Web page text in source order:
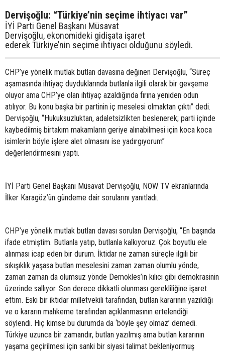
Dervişoğlu: “Türkiye’nin seçime ihtiyacı var”
İYİ Parti Genel Başkanı Müsavat
Dervişoğlu, ekonomideki gidişata işaret
ederek Türkiye’nin seçime ihtiyacı olduğunu söyledi.
CHP’ye yönelik mutlak butlan davasına değinen Dervişoğlu, “Süreç
aşamasında ihtiyaç duyduklarında butlanla ilgili olarak bir gevşeme
oluyor ama CHP’ye olan ihtiyaç azaldığında fırına yeniden odun
atılıyor. Bu konu başka bir partinin iç meselesi olmaktan çıktı” dedi.
Dervişoğlu, “Hukuksuzluktan, adaletsizlikten beslenerek; parti içinde
kaybedilmiş birtakım makamların geriye alınabilmesi için koca koca
isimlerin böyle işlere alet olmasını ise yadırgıyorum”
değerlendirmesini yaptı.
İYİ Parti Genel Başkanı Müsavat Dervişoğlu, NOW TV ekranlarında
İlker Karagöz’ün gündeme dair sorularını yanıtladı.
CHP’ye yönelik mutlak butlan davası sorulan Dervişoğlu, “En başında
ifade etmiştim. Butlanla yatıp, butlanla kalkıyoruz. Çok boyutlu ele
alınması icap eden bir durum. İktidar ne zaman süreçle ilgili bir
sıkışıklık yaşasa butlan meselesini zaman zaman olumlu yönde,
zaman zaman da olumsuz yönde Demokles’in kılıcı gibi demokrasinin
üzerinde sallıyor. Son derece dikkatli olunması gerekliliğine işaret
ettim. Eski bir iktidar milletvekili tarafından, butlan kararının yazıldığı
ve o kararın mahkeme tarafından açıklanmasının ertelendiği
söylendi. Hiç kimse bu durumda da ‘böyle şey olmaz’ demedi.
Türkiye uzunca bir zamandır, butlan yazılmış ama butlan kararının
yaşama geçirilmesi için sanki bir siyasi talimat bekleniyormuş